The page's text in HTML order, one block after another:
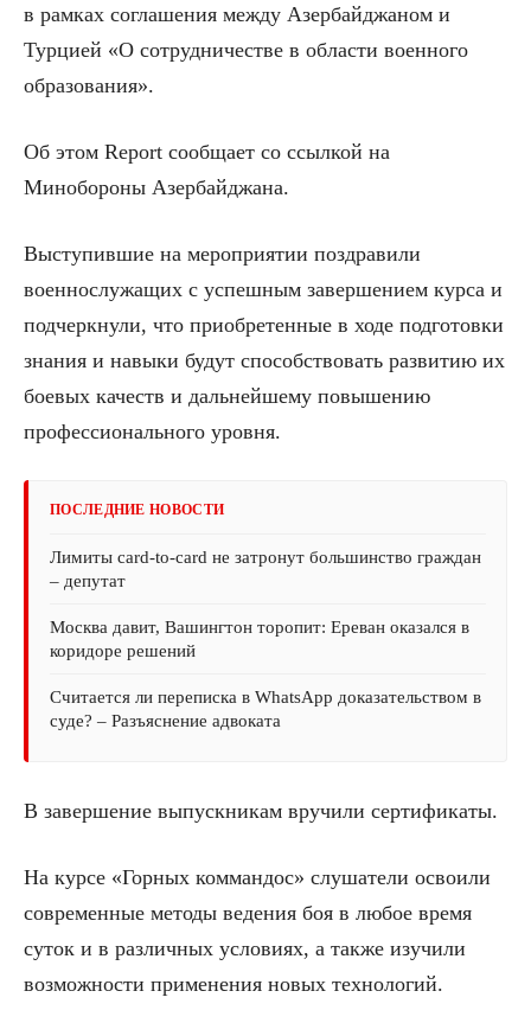
в рамках соглашения между Азербайджаном и
Турцией «О сотрудничестве в области военного
образования».
Об этом Report сообщает со ссылкой на
Минобороны Азербайджана.
Выступившие на мероприятии поздравили
военнослужащих с успешным завершением курса и
подчеркнули, что приобретенные в ходе подготовки
знания и навыки будут способствовать развитию их
боевых качеств и дальнейшему повышению
профессионального уровня.
ПОСЛЕДНИЕ НОВОСТИ
Лимиты card-to-card не затронут большинство граждан
– депутат
Москва давит, Вашингтон торопит: Ереван оказался в
коридоре решений
Считается ли переписка в WhatsApp доказательством в
суде? – Разъяснение адвоката
В завершение выпускникам вручили сертификаты.
На курсе «Горных коммандос» слушатели освоили
современные методы ведения боя в любое время
суток и в различных условиях, а также изучили
возможности применения новых технологий.